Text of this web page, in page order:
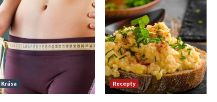
Krása Recepty